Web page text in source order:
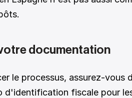
documentation
le processus, assurez-vous
d'identification fiscale pour